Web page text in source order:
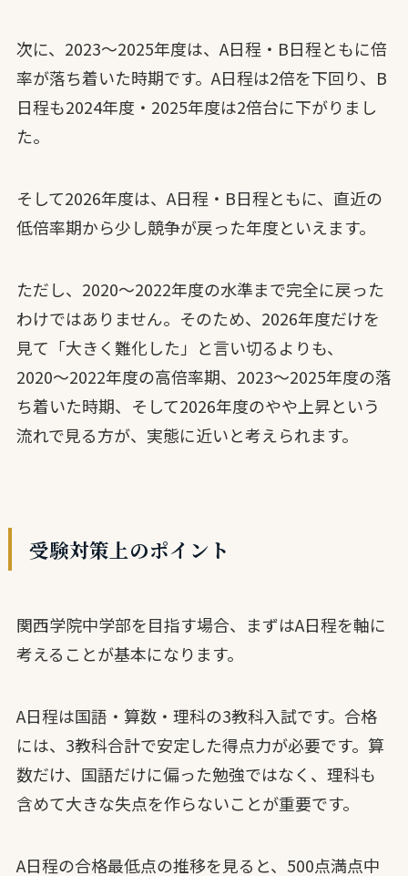
次に、2023〜2025年度は、A日程・B日程ともに倍
率が落ち着いた時期です。A日程は2倍を下回り、B
日程も2024年度・2025年度は2倍台に下がりまし
た。
そして2026年度は、A日程・B日程ともに、直近の
低倍率期から少し競争が戻った年度といえます。
ただし、2020〜2022年度の水準まで完全に戻った
わけではありません。そのため、2026年度だけを
見て「大きく難化した」と言い切るよりも、
2020〜2022年度の高倍率期、2023〜2025年度の落
ち着いた時期、そして2026年度のやや上昇という
流れで見る方が、実態に近いと考えられます。
受験対策上のポイント
関西学院中学部を目指す場合、まずはA日程を軸に
考えることが基本になります。
A日程は国語・算数・理科の3教科入試です。合格
には、3教科合計で安定した得点力が必要です。算
数だけ、国語だけに偏った勉強ではなく、理科も
含めて大きな失点を作らないことが重要です。
A日程の合格最低点の推移を見ると、500点満点中